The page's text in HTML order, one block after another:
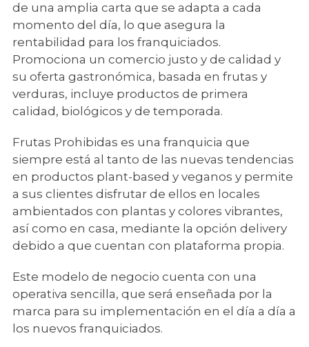
de una amplia carta que se adapta a cada
momento del día, lo que asegura la
rentabilidad para los franquiciados.
Promociona un comercio justo y de calidad y
su oferta gastronómica, basada en frutas y
verduras, incluye productos de primera
calidad, biológicos y de temporada.
Frutas Prohibidas es una franquicia que
siempre está al tanto de las nuevas tendencias
en productos plant-based y veganos y permite
a sus clientes disfrutar de ellos en locales
ambientados con plantas y colores vibrantes,
así como en casa, mediante la opción delivery
debido a que cuentan con plataforma propia.
Este modelo de negocio cuenta con una
operativa sencilla, que será enseñada por la
marca para su implementación en el día a día a
los nuevos franquiciados.